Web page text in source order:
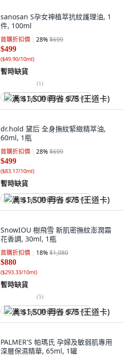
sanosan S孕女神植萃抗紋護理油, 1
件, 100ml
首購折扣價 28%$699
$499
($49.90/10ml)
暫時缺貨
(1)
满 $1,500 再省 $75 (王道卡)
dr.hold 黛后 全身撫紋緊緻精萃油,
60ml, 1瓶
首購折扣價 28%$699
$499
($83.17/10ml)
暫時缺貨
满 $1,500 再省 $75 (王道卡)
SnowIOU 樹飛雪 新肌密撫紋澎潤霜
花香調, 30ml, 1瓶
首購折扣價 18%$1,080
$880
($293.33/10ml)
暫時缺貨
(5)
满 $1,500 再省 $75 (王道卡)
PALMER'S 帕瑪氏 孕婦及敏弱肌專用
深層保濕精華, 65ml, 1罐